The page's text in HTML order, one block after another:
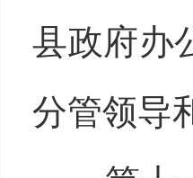
县政府办
分管领导